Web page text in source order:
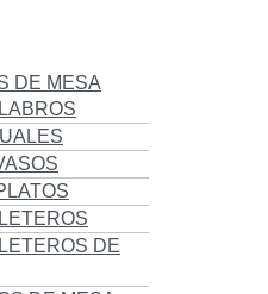
DE MESA
DE